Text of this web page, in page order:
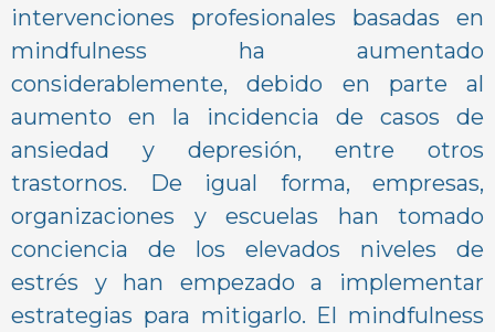
intervenciones profesionales basadas en
mindfulness ha aumentado
considerablemente, debido en parte al
aumento en la incidencia de casos de
ansiedad y depresión, entre otros
trastornos. De igual forma, empresas,
organizaciones y escuelas han tomado
conciencia de los elevados niveles de
estrés y han empezado a implementar
estrategias para mitigarlo. El mindfulness